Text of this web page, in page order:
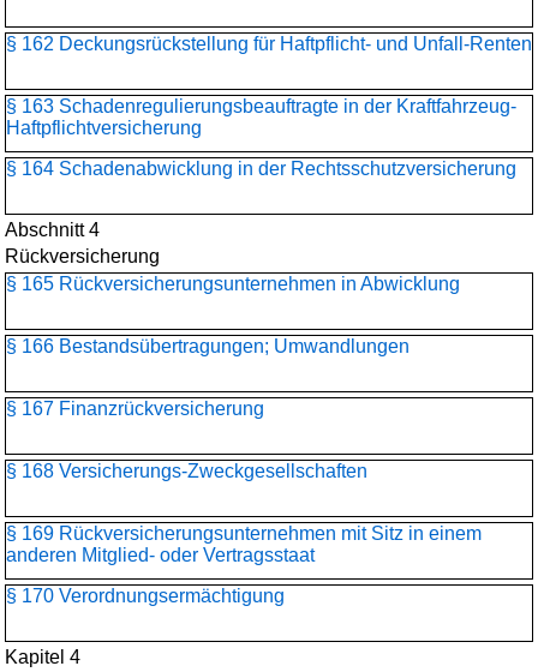
§ 162 Deckungsrückstellung für Haftpflicht- und Unfall-Renten
§ 163 Schadenregulierungs­beauftragte in der Kraftfahrzeug-
Haftpflichtversicherung
§ 164 Schadenabwicklung in der Rechtsschutzversicherung
Abschnitt 4
Rückversicherung
§ 165 Rückversicherungs­unternehmen in Abwicklung
§ 166 Bestandsübertragungen; Umwandlungen
§ 167 Finanzrückversicherung
§ 168 Versicherungs-Zweckgesellschaften
§ 169 Rückversicherungs­unternehmen mit Sitz in einem
anderen Mitglied- oder Vertragsstaat
§ 170 Verordnungsermächtigung
Kapitel 4